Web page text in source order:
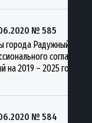
№ 585
города Радужный
согласия,
на 2019 – 2025 годы
№ 584